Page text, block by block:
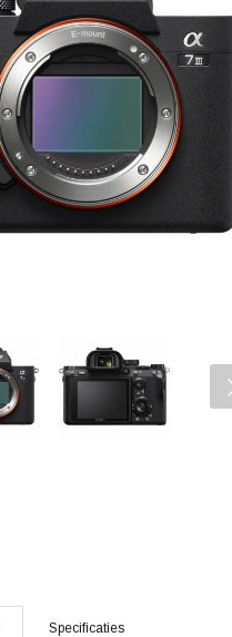
Specificaties